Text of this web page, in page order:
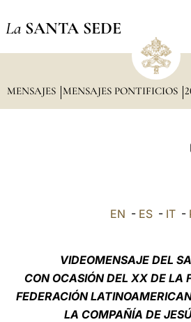
La SANTA SEDE
MENSAJES MENSAJES PONTIFICIOS
EN - ES- IT-
VIDEOMENSAJE DEL
CON OCASIÓN DEL XX DE LA
FEDERACIÓN
LA COMPAÑÍA DE